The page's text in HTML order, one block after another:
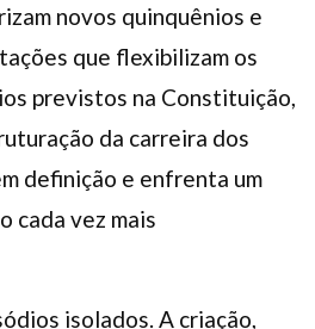
novos quinquênios e
que flexibilizam os
previstos na Constituição,
da carreira dos
definição e enfrenta um
cada vez mais
isolados. A criação,